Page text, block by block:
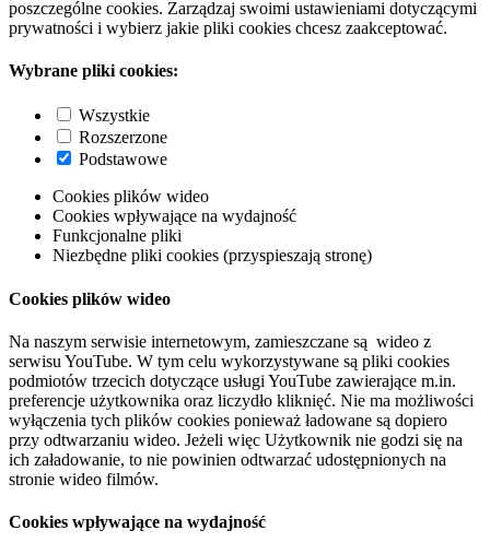
poszczególne cookies. Zarządzaj swoimi ustawieniami dotyczącymi
prywatności i wybierz jakie pliki cookies chcesz zaakceptować.
Wybrane pliki cookies:
Wszystkie
Rozszerzone
Podstawowe
Cookies plików wideo
Cookies wpływające na wydajność
Funkcjonalne pliki
Niezbędne pliki cookies (przyspieszają stronę)
Cookies plików wideo
Na naszym serwisie internetowym, zamieszczane są wideo z
serwisu YouTube. W tym celu wykorzystywane są pliki cookies
podmiotów trzecich dotyczące usługi YouTube zawierające m.in.
preferencje użytkownika oraz liczydło kliknięć. Nie ma możliwości
wyłączenia tych plików cookies ponieważ ładowane są dopiero
przy odtwarzaniu wideo. Jeżeli więc Użytkownik nie godzi się na
ich załadowanie, to nie powinien odtwarzać udostępnionych na
stronie wideo filmów.
Cookies wpływające na wydajność